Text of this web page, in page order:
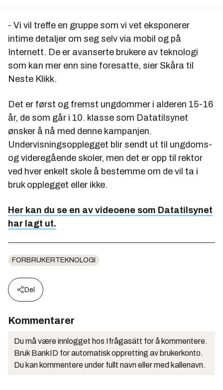
- Vi vil treffe en gruppe som vi vet eksponerer
intime detaljer om seg selv via mobil og på
Internett. De er avanserte brukere av teknologi
som kan mer enn sine foresatte, sier Skåra til
Neste Klikk.
Det er først og fremst ungdommer i alderen 15-16
år, de som går i 10. klasse som Datatilsynet
ønsker å nå med denne kampanjen.
Undervisningsopplegget blir sendt ut til ungdoms-
og videregående skoler, men det er opp til rektor
ved hver enkelt skole å bestemme om de vil ta i
bruk opplegget eller ikke.
Her kan du se en av videoene som Datatilsynet
har lagt ut.
FORBRUKERTEKNOLOGI
Del
Kommentarer
Du må være innlogget hos Ifrågasätt for å kommentere.
Bruk BankID for automatisk oppretting av brukerkonto.
Du kan kommentere under fullt navn eller med kallenavn.